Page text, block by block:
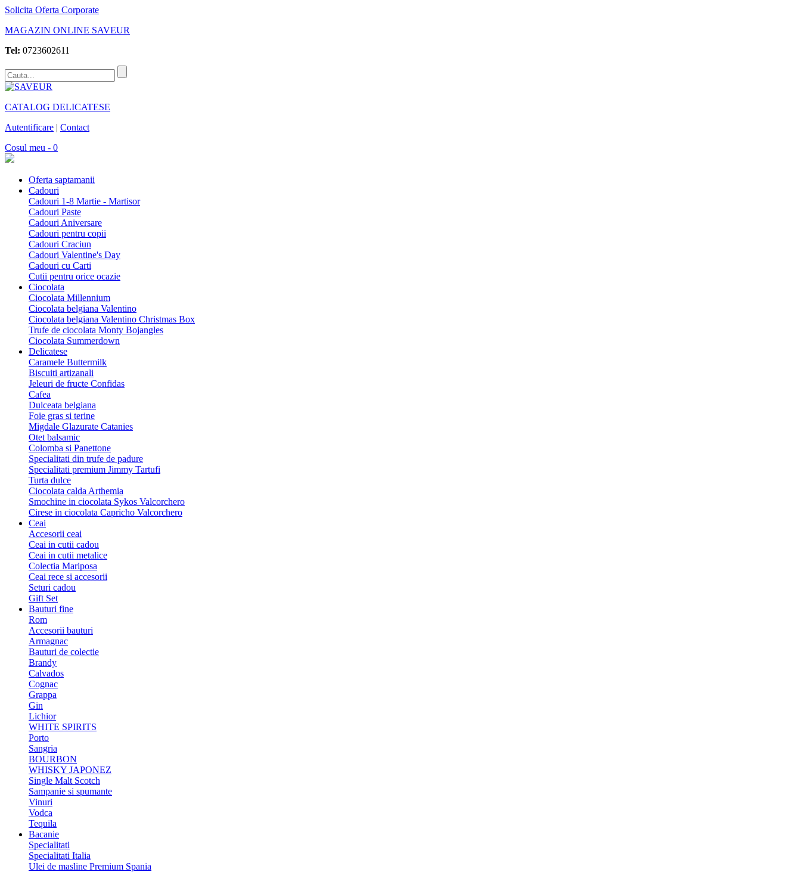
Solicita Oferta Corporate
MAGAZIN ONLINE SAVEUR
Tel: 0723602611
CATALOG DELICATESE
Autentificare | Contact
Cosul meu - 0
Oferta saptamanii
Cadouri
Cadouri 1-8 Martie - Martisor
Cadouri Paste
Cadouri Aniversare
Cadouri pentru copii
Cadouri Craciun
Cadouri Valentine's Day
Cadouri cu Carti
Cutii pentru orice ocazie
Ciocolata
Ciocolata Millennium
Ciocolata belgiana Valentino
Ciocolata belgiana Valentino Christmas Box
Trufe de ciocolata Monty Bojangles
Ciocolata Summerdown
Delicatese
Caramele Buttermilk
Biscuiti artizanali
Jeleuri de fructe Confidas
Cafea
Dulceata belgiana
Foie gras si terine
Migdale Glazurate Catanies
Otet balsamic
Colomba si Panettone
Specialitati din trufe de padure
Specialitati premium Jimmy Tartufi
Turta dulce
Ciocolata calda Arthemia
Smochine in ciocolata Sykos Valcorchero
Cirese in ciocolata Capricho Valcorchero
Ceai
Accesorii ceai
Ceai in cutii cadou
Ceai in cutii metalice
Colectia Mariposa
Ceai rece si accesorii
Seturi cadou
Gift Set
Bauturi fine
Rom
Accesorii bauturi
Armagnac
Bauturi de colectie
Brandy
Calvados
Cognac
Grappa
Gin
Lichior
WHITE SPIRITS
Porto
Sangria
BOURBON
WHISKY JAPONEZ
Single Malt Scotch
Sampanie si spumante
Vinuri
Vodca
Tequila
Bacanie
Specialitati
Specialitati Italia
Ulei de masline Premium Spania